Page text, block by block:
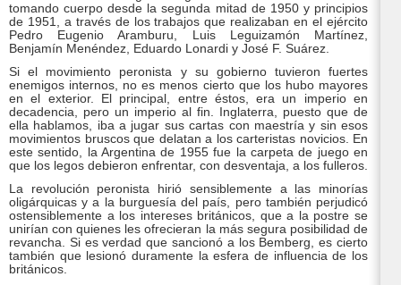
tomando cuerpo desde la segunda mitad de 1950 y principios
de 1951, a través de los trabajos que realizaban en el ejército
Pedro Eugenio Aramburu, Luis Leguizamón Martínez,
Benjamín Menéndez, Eduardo Lonardi y José F. Suárez.
Si el movimiento peronista y su gobierno tuvieron fuertes
enemigos internos, no es menos cierto que los hubo mayores
en el exterior. El principal, entre éstos, era un imperio en
decadencia, pero un imperio al fin. Inglaterra, puesto que de
ella hablamos, iba a jugar sus cartas con maestría y sin esos
movimientos bruscos que delatan a los carteristas novicios. En
este sentido, la Argentina de 1955 fue la carpeta de juego en
que los legos debieron enfrentar, con desventaja, a los fulleros.
La revolución peronista hirió sensiblemente a las minorías
oligárquicas y a la burguesía del país, pero también perjudicó
ostensiblemente a los intereses británicos, que a la postre se
unirían con quienes les ofrecieran la más segura posibilidad de
revancha. Si es verdad que sancionó a los Bemberg, es cierto
también que lesionó duramente la esfera de influencia de los
británicos.